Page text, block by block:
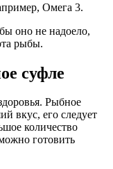
Омега 3.
оно не надоело,
рыбы.
суфле
Рыбное
вкус, его следует
количество
готовить